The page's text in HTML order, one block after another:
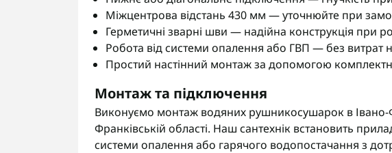
Міжцентрова відстань 430 мм — уточнюйте при
Герметичні зварні шви — надійна конструкція при
Робота від системи опалення або ГВП — без витрат
Простий настінний монтаж за допомогою
Монтаж та підключення
Виконуємо монтаж водяних рушникосушарок в Івано-
Франківській області. Наш сантехнік встановить
системи опалення або гарячого водопостачання з